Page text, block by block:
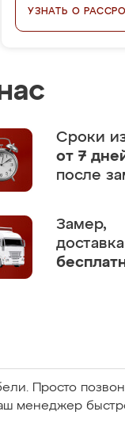
УЗНАТЬ О
Сроки
от 7
после
Замер,
Просто
менеджер